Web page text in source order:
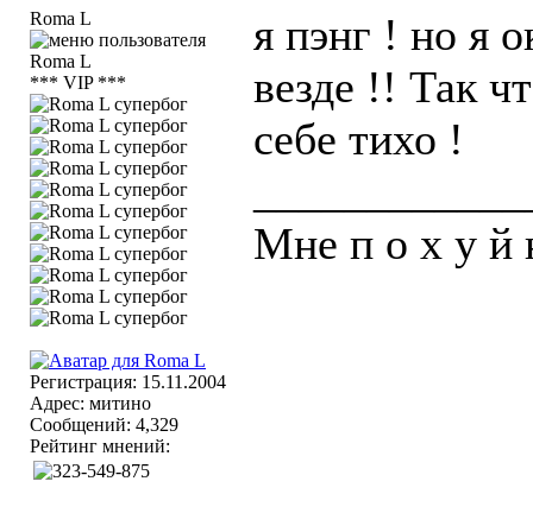
Roma L
*** VIP ***
Регистрация: 15.11.2004
Адрес: митино
Сообщений: 4,329
Рейтинг мнений:
я пэнг ! но я
везде !! Так
себе тихо !
Мне п о х у й